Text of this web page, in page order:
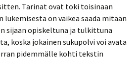
Tarinat ovat toki toisinaan
on vaikea saada mitään
sijaan opiskeltuna ja tulkittuna
koska jokainen sukupolvi voi avata
pidemmälle kohti tekstin